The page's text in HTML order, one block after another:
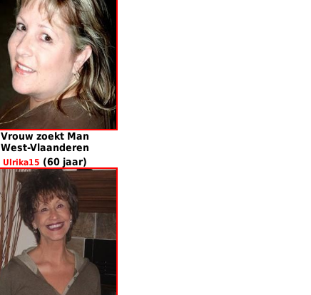
Vrouw zoekt Man
West-Vlaanderen
Ulrika15 (60 jaar)